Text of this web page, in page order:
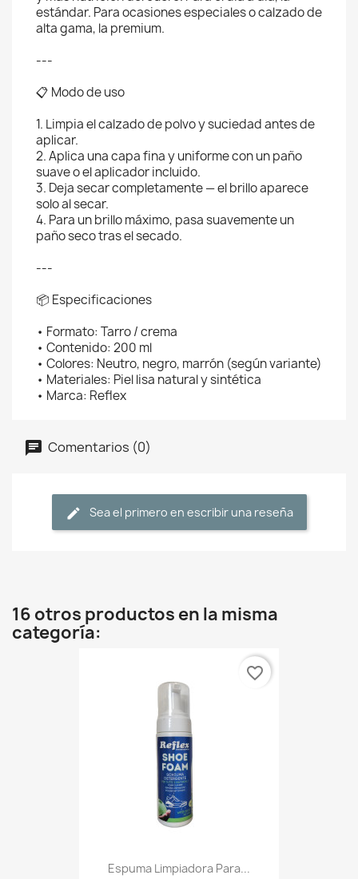
estándar. Para ocasiones especiales o calzado de
alta gama, la premium.
---
📋 Modo de uso
1. Limpia el calzado de polvo y suciedad antes de
aplicar.
2. Aplica una capa fina y uniforme con un paño
suave o el aplicador incluido.
3. Deja secar completamente — el brillo aparece
solo al secar.
4. Para un brillo máximo, pasa suavemente un
paño seco tras el secado.
---
📦 Especificaciones
• Formato: Tarro / crema
• Contenido: 200 ml
• Colores: Neutro, negro, marrón (según variante)
• Materiales: Piel lisa natural y sintética
• Marca: Reflex
Comentarios (0)
Sea el primero en escribir una reseña
16 otros productos en la misma
categoría:
Espuma Limpiadora Para...
favorite_border